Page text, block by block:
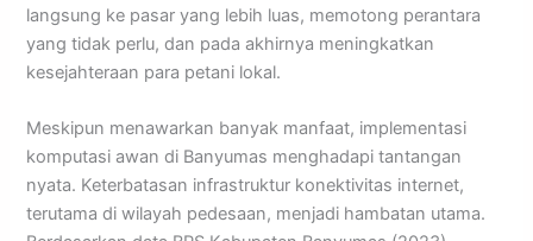
langsung ke pasar yang lebih luas, memotong perantara
yang tidak perlu, dan pada akhirnya meningkatkan
kesejahteraan para petani lokal.
Meskipun menawarkan banyak manfaat, implementasi
komputasi awan di Banyumas menghadapi tantangan
nyata. Keterbatasan infrastruktur konektivitas internet,
terutama di wilayah pedesaan, menjadi hambatan utama.